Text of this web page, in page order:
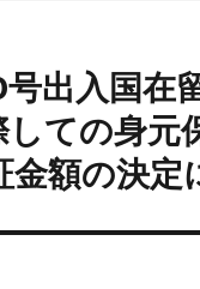
出入国在
ての身元
額の決定